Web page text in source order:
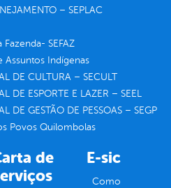
– SEPLAC
Fazenda- SEFAZ
Assuntos Indígenas
DE CULTURA – SECULT
DE ESPORTE E LAZER – SEEL
DE GESTÃO DE PESSOAS – SEGP
Povos Quilombolas
de
E-sic
Como